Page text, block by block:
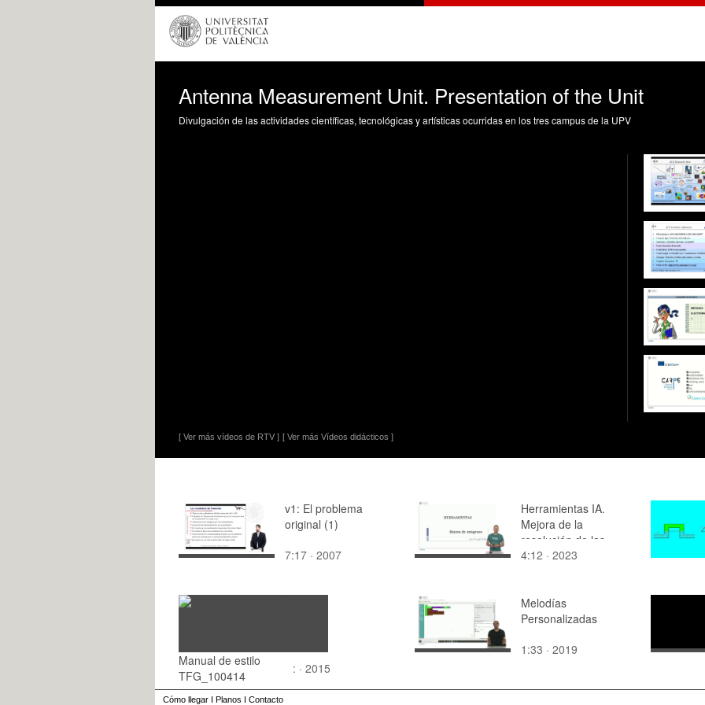
Antenna Measurement Unit. Presentation of the Unit
Divulgación de las actividades científicas, tecnológicas y artísticas ocurridas en los tres campus de la UPV
[ Ver más vídeos de RTV ] [ Ver más Vídeos didácticos ]
v1: El problema
original (1)
7:17 · 2007
Herramientas IA.
Mejora de la
resolución de las
imágenes.
4:12 · 2023
Manual de estilo
TFG_100414
: · 2015
Melodías
Personalizadas
1:33 · 2019
Cómo llegar I Planos I Contacto